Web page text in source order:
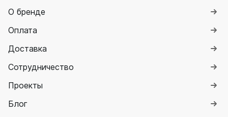
О бренде
Оплата
Доставка
Сотрудничество
Проекты
Блог